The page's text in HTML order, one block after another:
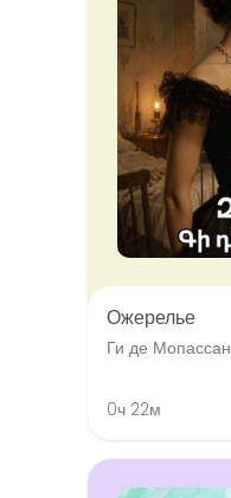
Ожерелье
Ги де Мопассан
0ч 22м